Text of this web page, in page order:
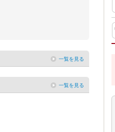
一覧を見る
一覧を見る